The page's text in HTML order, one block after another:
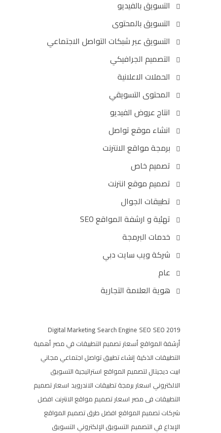
التسويق بالفيديو
التسويق بالمحتوى
التسويق عبر شبكات التواصل الاجتماعي
التصميم الجرافيكي
الحملات الاعلانية
المحتوى التسويقي
انتاج عروض الفيديو
انشاء موقع تواصل
برمجة مواقع الانترنت
تصميم خاص
تصميم موقع انترنت
تطبيقات الجوال
تهئية و ارشفة المواقع SEO
خدمات البرمجة
شركة ويب سايت دبي
عام
هوية العلامة التجارية
Digital Marketing Search Engine SEO SEO 2019
أرشفة المواقع أسعار تصميم التطبيقات في مصر أهمية
التطبيقات الذكية إنشاء تطبيق تواصل اجتماعي مجاني
ابيت ديجيتال لتصميم المواقع استراتيجية التسويق
الالكتروني اسعار برمجة تطبيقات الاندرويد اسعار تصميم
التطبيقات فى مصر اسعار تصميم مواقع الانترنت افضل
شركات تصميم المواقع افضل طرق تصميم المواقع
الإبداع في التصميم التسويق الإلكتروني التسويق